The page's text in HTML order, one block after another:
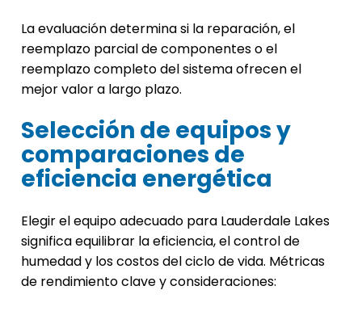
La evaluación determina si la reparación, el
reemplazo parcial de componentes o el
reemplazo completo del sistema ofrecen el
mejor valor a largo plazo.
Selección de equipos y
comparaciones de
eficiencia energética
Elegir el equipo adecuado para Lauderdale Lakes
significa equilibrar la eficiencia, el control de
humedad y los costos del ciclo de vida. Métricas
de rendimiento clave y consideraciones: